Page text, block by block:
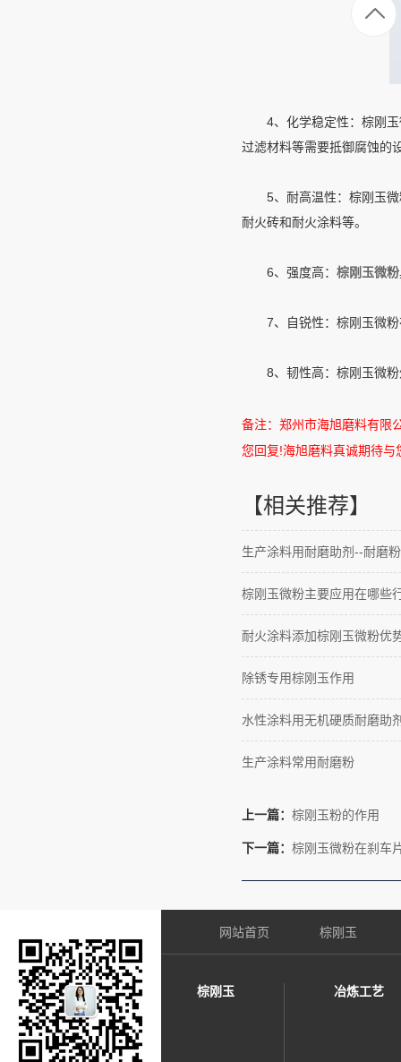
4、化学稳定性：棕刚玉
过滤材料等需要抵御腐蚀的
5、耐高温性：棕刚玉微
耐火砖和耐火涂料等。
6、强度高： 棕刚玉微粉
7、自锐性：棕刚玉微粉
8、韧性高：棕刚玉微粉
备注：郑州市海旭磨料有限
您回复!海旭磨料真诚期待与
【相关推荐】
生产涂料用耐磨助剂--耐磨粉
棕刚玉微粉主要应用在哪些
耐火涂料添加棕刚玉微粉优
除锈专用棕刚玉作用
水性涂料用无机硬质耐磨助
生产涂料常用耐磨粉
上一篇： 棕刚玉粉的作用
下一篇： 棕刚玉微粉在刹车
网站首页 棕刚玉
棕刚玉 冶炼工艺